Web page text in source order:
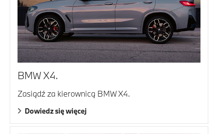
BMW X4.
Zasiądź za kierownicą BMW X4.
Dowiedz się więcej